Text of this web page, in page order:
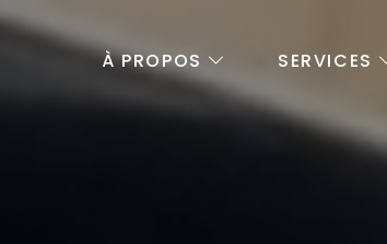
À PROPOS SERVICES